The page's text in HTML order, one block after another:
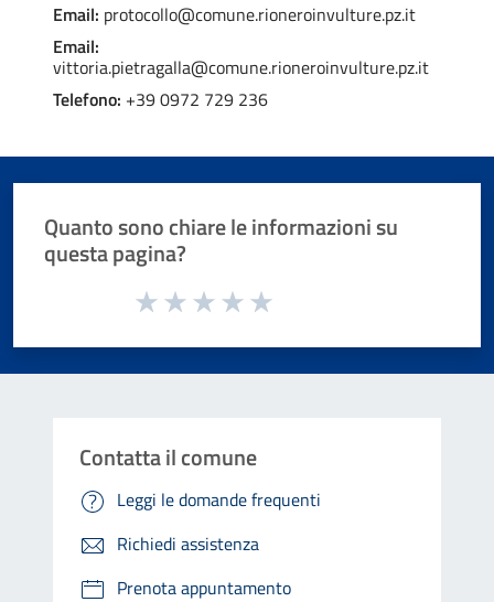
Email: protocollo@comune.rioneroinvulture.pz.it
Email:
vittoria.pietragalla@comune.rioneroinvulture.pz.it
Telefono: +39 0972 729 236
Quanto sono chiare le informazioni su
questa pagina?
Valuta da 1 a 5 stelle la pagina
Contatta il comune
Leggi le domande frequenti
Richiedi assistenza
Prenota appuntamento